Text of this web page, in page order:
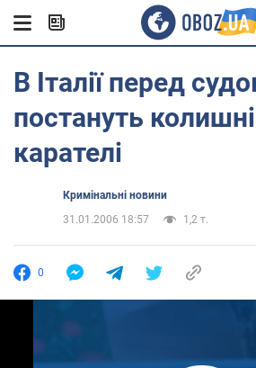
В Італії перед
постануть
карателі
Кримінальні новини
31.01.2006 18:57
1,2 т.
0